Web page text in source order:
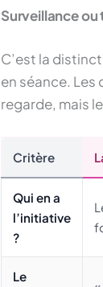
Surveillance
C’est la
en séance. Les
regarde, mais
Critère
Qui en a
l’initiative
?
Le